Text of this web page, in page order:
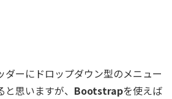
ダーにドロップダウン型のメニュー
思いますが、 Bootstrapを使えば